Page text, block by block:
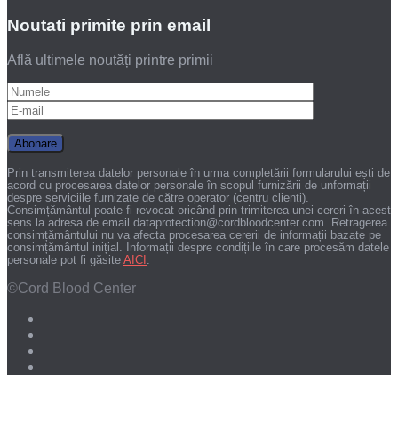
Noutati primite prin email
Află ultimele noutăți printre primii
Prin transmiterea datelor personale în urma completării formularului ești de
acord cu procesarea datelor personale în scopul furnizării de unformații
despre serviciile furnizate de către operator (centru clienți).
Consimțământul poate fi revocat oricând prin trimiterea unei cereri în acest
sens la adresa de email dataprotection@cordbloodcenter.com. Retragerea
consimțământului nu va afecta procesarea cererii de informații bazate pe
consimțământul inițial. Informații despre condițiile în care procesăm datele
personale pot fi găsite AICI
©Cord Blood Center